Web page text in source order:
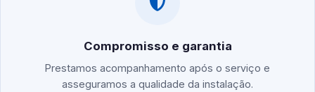
Compromisso e garantia
Prestamos acompanhamento após o serviço e
asseguramos a qualidade da instalação.